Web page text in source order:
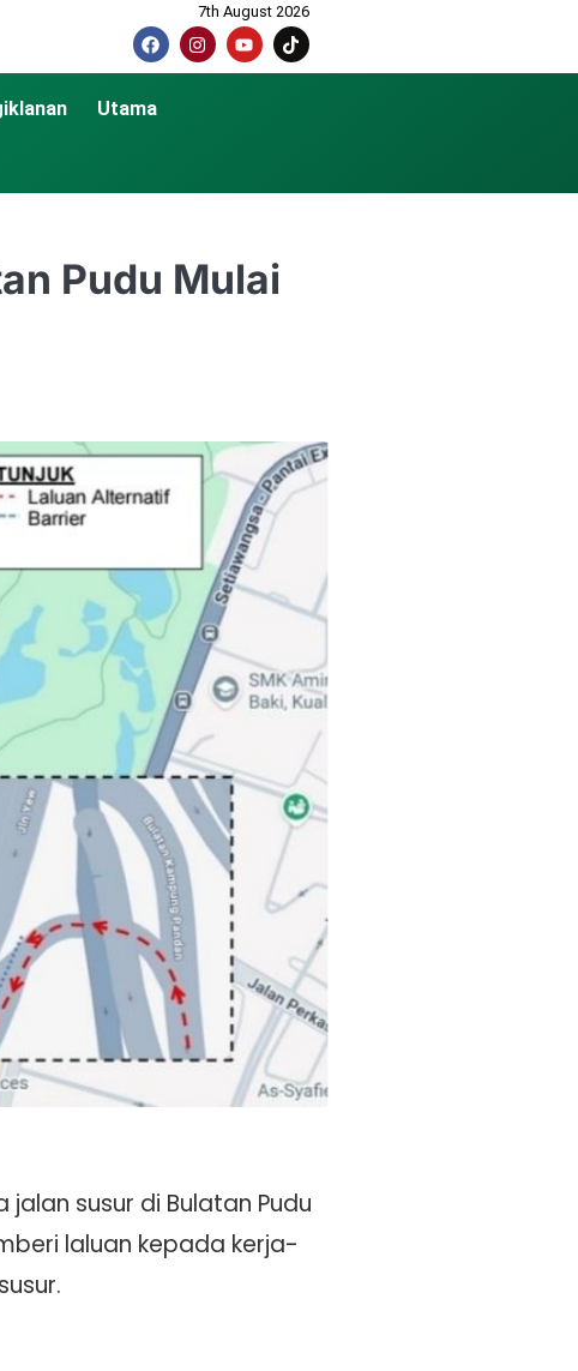
7th August 2026
Utama
Pudu Mulai
susur di Bulatan Pudu
laluan kepada kerja-